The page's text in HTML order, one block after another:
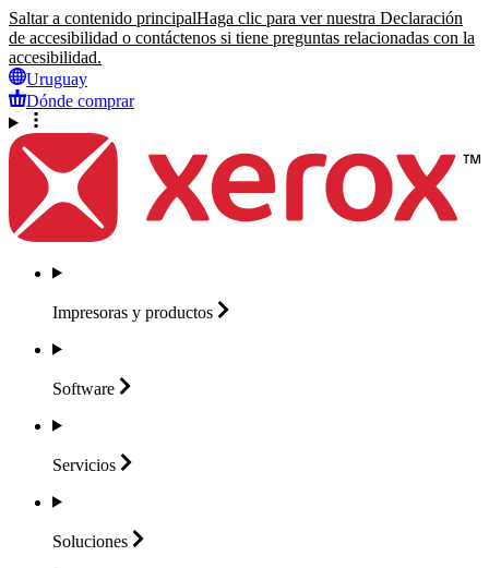
Saltar a contenido principalHaga clic para ver nuestra Declaración
de accesibilidad o contáctenos si tiene preguntas relacionadas con la
accesibilidad.
Uruguay
Dónde comprar
Impresoras y productos
Software
Servicios
Soluciones